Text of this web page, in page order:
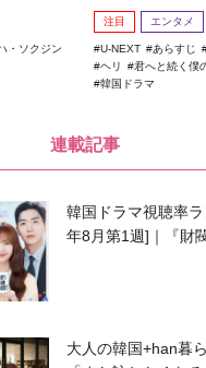
・ソクジン
注目 エンタメ
U-NEXT あらすじ
ヘリ
君へと続く僕
韓国ドラマ
連載記事
韓国ドラマ視聴率
年8月第1週]｜『財
大人の韓国+han暮